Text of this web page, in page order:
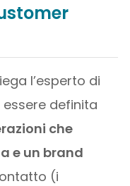
l’esperto di
essere definita
che
e un brand
(i